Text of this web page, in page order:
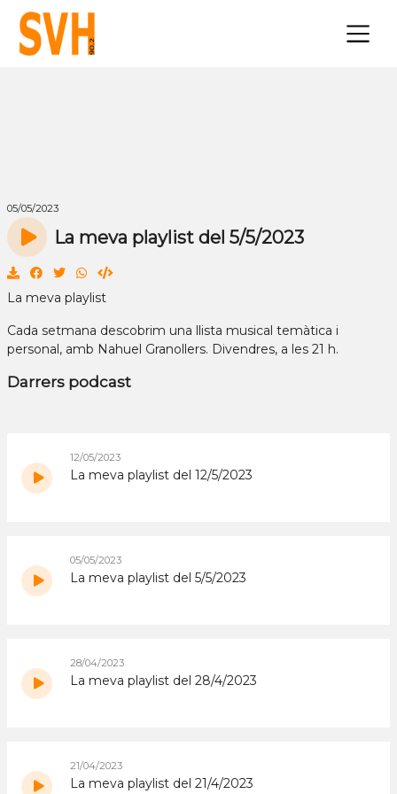
×
05/05/2023
La meva playlist del 5/5/2023
La meva playlist
Cada setmana descobrim una llista musical temàtica i
personal, amb Nahuel Granollers. Divendres, a les 21 h.
Darrers podcast
12/05/2023
La meva playlist del 12/5/2023
05/05/2023
La meva playlist del 5/5/2023
28/04/2023
La meva playlist del 28/4/2023
21/04/2023
La meva playlist del 21/4/2023